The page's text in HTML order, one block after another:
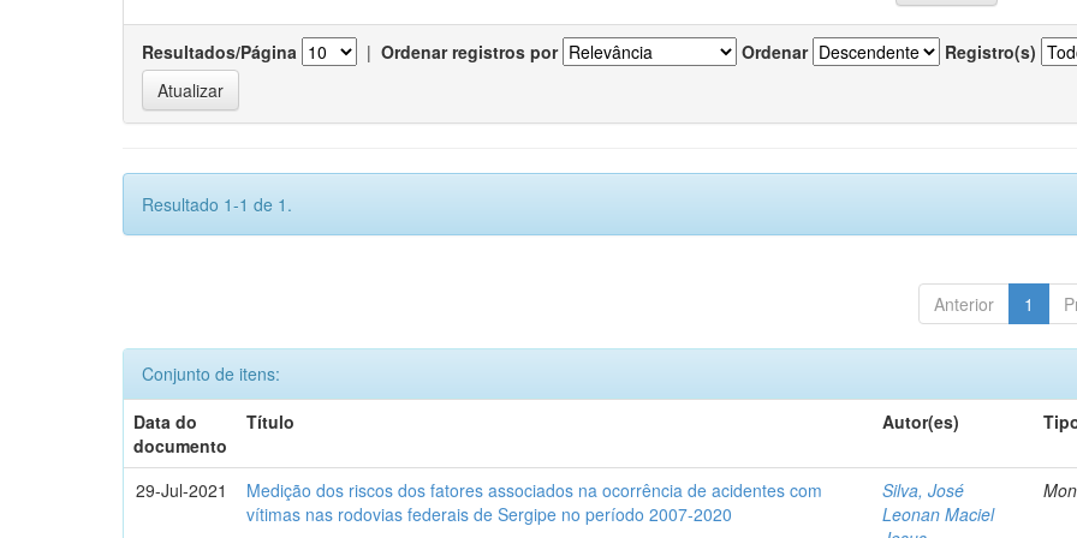
Resultados/Página | Ordenar registros por Ordenar Registro(s)
Resultado 1-1 de 1.
Anterior 1
Conjunto de itens:
Data do
documento
Título Autor(es)
29-Jul-2021
Medição dos riscos dos fatores associados na ocorrência de acidentes com
vítimas nas rodovias federais de Sergipe no período 2007-2020
Silva, José
Leonan Maciel